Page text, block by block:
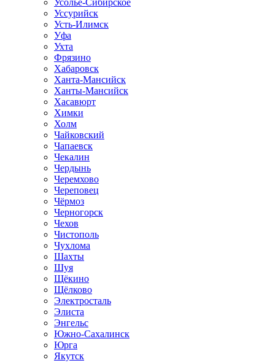
Усолье-Сибирское
Уссурийск
Усть-Илимск
Уфа
Ухта
Фрязино
Хабаровск
Ханта-Мансийск
Ханты-Мансийск
Хасавюрт
Химки
Холм
Чайковский
Чапаевск
Чекалин
Чердынь
Черемхово
Череповец
Чёрмоз
Черногорск
Чехов
Чистополь
Чухлома
Шахты
Шуя
Щёкино
Щёлково
Электросталь
Элиста
Энгельс
Южно-Сахалинск
Юрга
Якутск